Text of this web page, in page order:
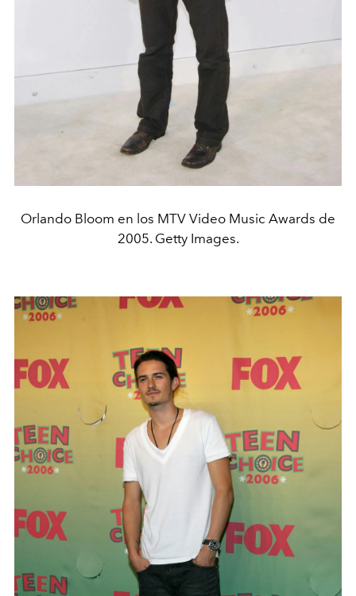
Orlando Bloom en los MTV Video Music Awards de
2005. Getty Images.